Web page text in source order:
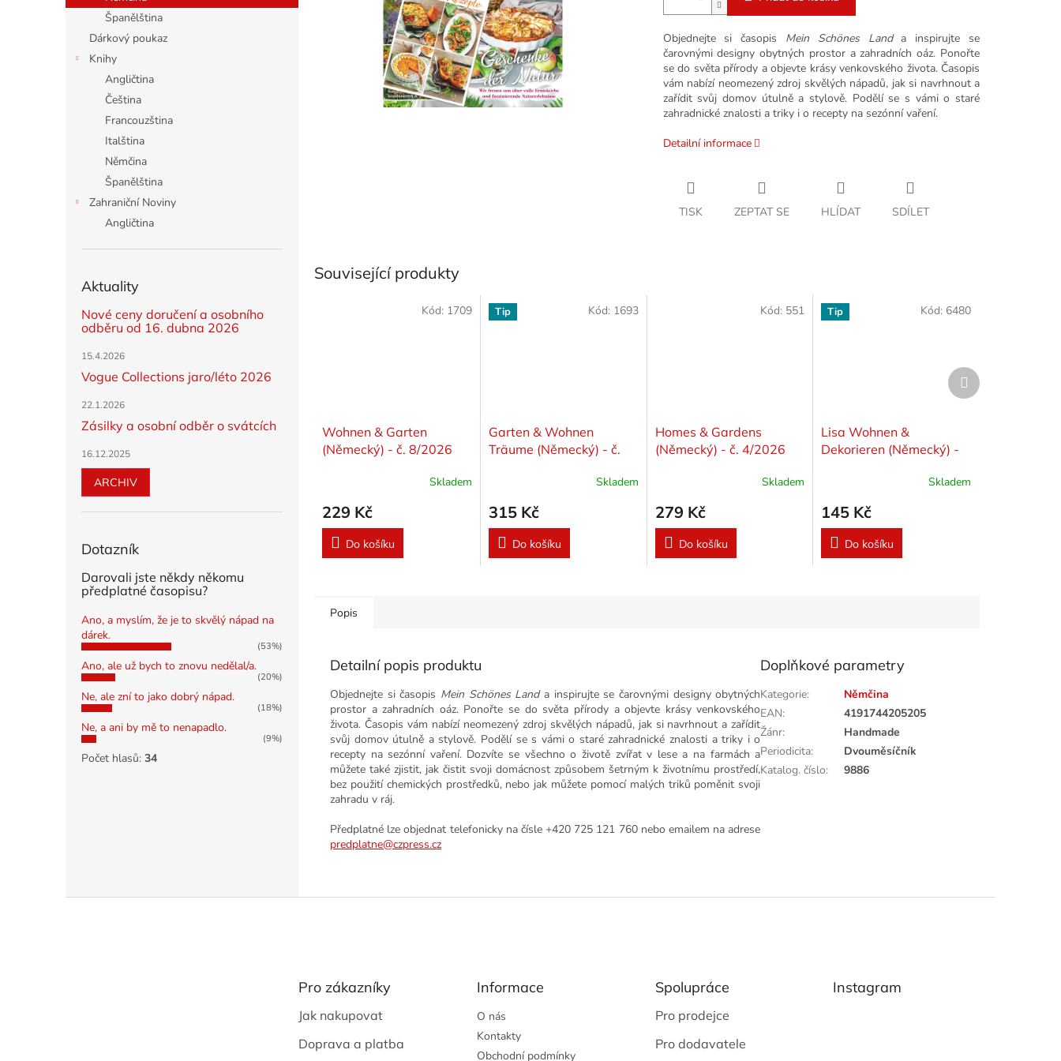
n
Španělština
Dárkový poukaz
Knihy
Angličtina
Čeština
Francouzština
Italština
Němčina
Španělština
Zahraniční Noviny
Angličtina
Aktuality
Nové ceny doručení a osobního
odběru od 16. dubna 2026
15.4.2026
Vogue Collections jaro/léto 2026
22.1.2026
Zásilky a osobní odběr o svátcích
16.12.2025
ARCHIV
Dotazník
Darovali jste někdy někomu
předplatné časopisu?
Ano, a myslím, že je to skvělý nápad na
dárek.
(53%)
Ano, ale už bych to znovu nedělal/a.
(20%)
Ne, ale zní to jako dobrý nápad.
(18%)
Ne, a ani by mě to nenapadlo.
(9%)
Počet hlasů: 34
Objednejte si časopis Mein Schönes Landa inspirujte se
čarovnými designy obytných prostor a zahradních oáz. Ponořte
se do světa přírody a objevte krásy venkovského života. Časopis
vám nabízí neomezený zdroj skvělých nápadů, jak si navrhnout a
zařídit svůj domov útulně a stylově. Podělí se s vámi o staré
zahradnické znalosti a triky i o recepty na sezónní vaření.
Detailní informace
TISK ZEPTAT SE HLÍDAT SDÍLET
Související produkty
Wohnen & Garten
(Německý) - č. 8/2026
Skladem
229 Kč
Do košíku
Kód: 1709 Tip
Garten & Wohnen
Träume (Německý) - č.
Skladem
315 Kč
Do košíku
Kód: 1693
Homes & Gardens
(Německý) - č. 4/2026
Skladem
279 Kč
Do košíku
Kód: 551 Tip
Lisa Wohnen &
Dekorieren (Německý) -
Skladem
145 Kč
Do košíku
Kód: 6480
Další
produkt
Popis
Detailní popis produktu
Objednejte si časopis Mein Schönes Landa inspirujte se čarovnými designy obytných
prostor a zahradních oáz. Ponořte se do světa přírody a objevte krásy venkovského
života. Časopis vám nabízí neomezený zdroj skvělých nápadů, jak si navrhnout a zařídit
svůj domov útulně a stylově. Podělí se s vámi o staré zahradnické znalosti a triky i o
recepty na sezónní vaření. Dozvíte se všechno o životě zvířat v lese a na farmách a
můžete také zjistit, jak čistit svoji domácnost způsobem šetrným k životnímu prostředí,
bez použití chemických prostředků, nebo jak můžete pomocí malých triků poměnit svoji
zahradu v ráj.
Předplatné lze objednat telefonicky na čísle +420 725 121 760 nebo emailem na adrese
predplatne@czpress.cz
Doplňkové parametry
Kategorie:
Němčina
EAN:
4191744205205
Žánr:
Handmade
Periodicita:
Dvouměsíčník
Katalog. číslo: 9886
Pro zákazníky
Jak nakupovat
Doprava a platba
Informace
O nás
Kontakty
Obchodní podmínky
Spolupráce
Pro prodejce
Pro dodavatele
Instagram